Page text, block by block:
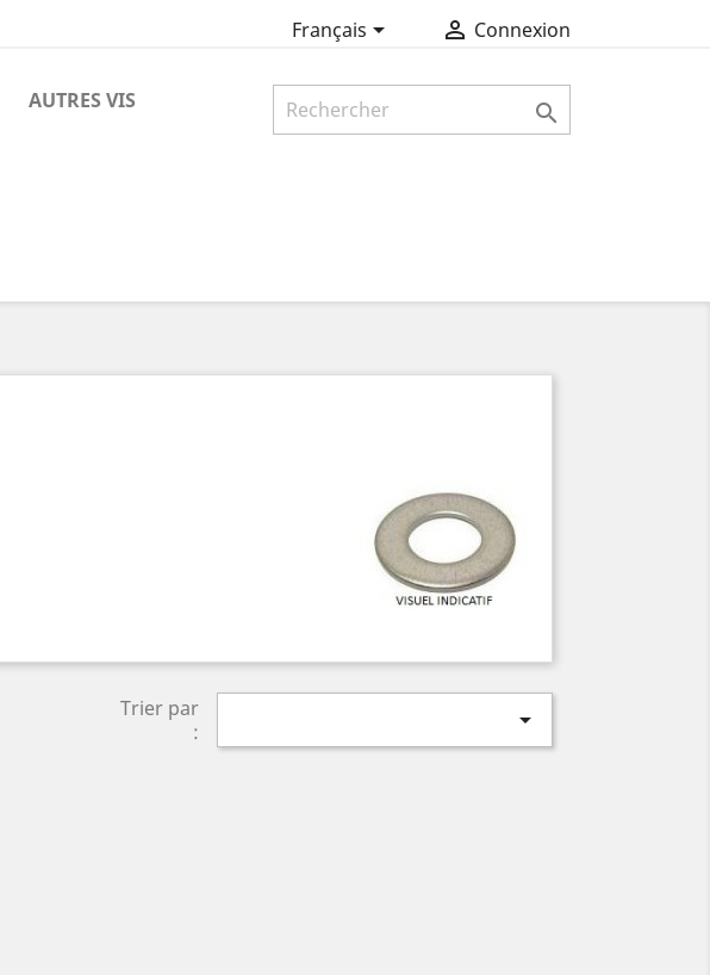
Français  Connexion
AUTRES VIS

Trier par
:
